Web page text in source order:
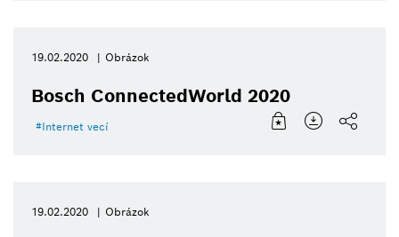
19.02.2020 Obrázok
Bosch ConnectedWorld 2020
Internet vecí
19.02.2020 Obrázok